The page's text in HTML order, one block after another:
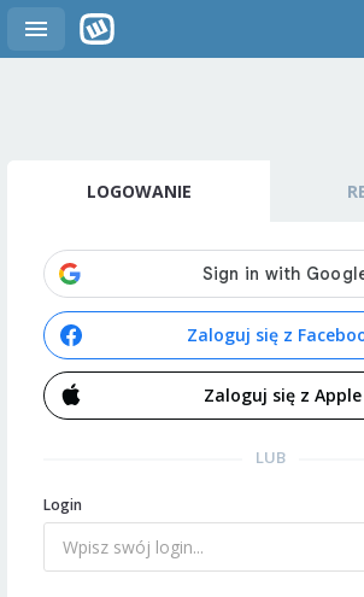
LOGOWANIE
Zaloguj się z
Zaloguj się z Apple
LUB
Login